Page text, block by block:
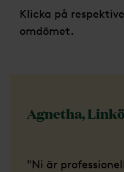
Klicka på
omdömet.
Agnetha,
"Ni är